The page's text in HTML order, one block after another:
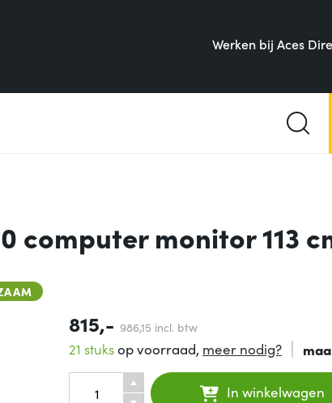
Werken bij Aces
computer monitor 113
815,- 986,15 incl. btw
21 stuksop voorraad, meer nodig?
In winkelwagen